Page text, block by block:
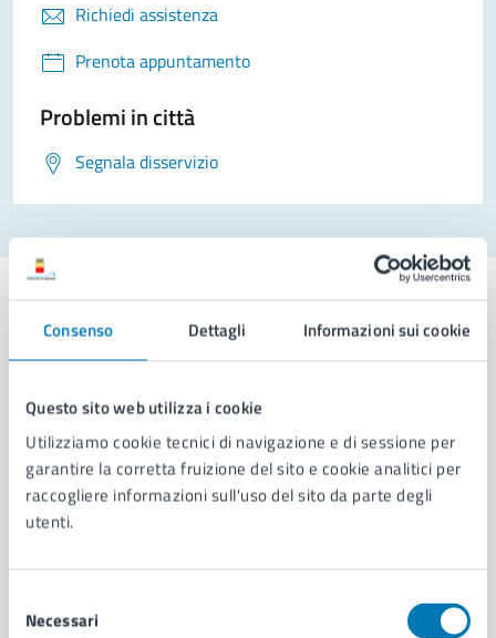
Consenso Dettagli Informazioni sui cookie
Questo sito web utilizza i cookie
Utilizziamo cookie tecnici di navigazione e di sessione per
garantire la corretta fruizione del sito e cookie analitici per
raccogliere informazioni sull'uso del sito da parte degli
utenti.
delNecessari
Richiedi assistenza
Prenota appuntamento
Problemi in città
Segnala disservizio
AMMINISTRAZIONE
Aree amministrative
Organi di governo
Municipalità
Politici